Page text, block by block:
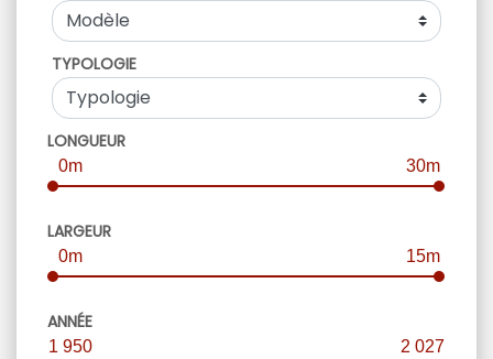
TYPOLOGIE
LONGUEUR
0m 30m
LARGEUR
0m 15m
ANNÉE
1 950 2 027